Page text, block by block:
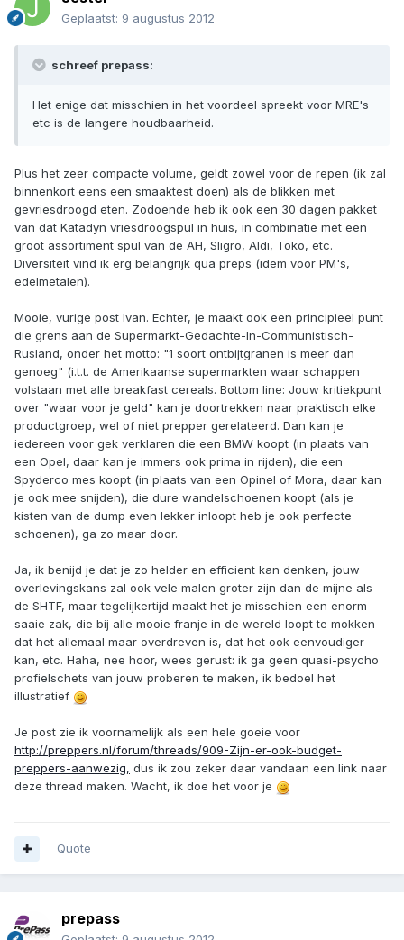
Geplaatst: 9 augustus 2012
schreef prepass:
Het enige dat misschien in het voordeel spreekt voor MRE's
etc is de langere houdbaarheid.
Plus het zeer compacte volume, geldt zowel voor de repen (ik zal
binnenkort eens een smaaktest doen) als de blikken met
gevriesdroogd eten. Zodoende heb ik ook een 30 dagen pakket
van dat Katadyn vriesdroogspul in huis, in combinatie met een
groot assortiment spul van de AH, Sligro, Aldi, Toko, etc.
Diversiteit vind ik erg belangrijk qua preps (idem voor PM's,
edelmetalen).
Mooie, vurige post Ivan. Echter, je maakt ook een principieel punt
die grens aan de Supermarkt-Gedachte-In-Communistisch-
Rusland, onder het motto: "1 soort ontbijtgranen is meer dan
genoeg" (i.t.t. de Amerikaanse supermarkten waar schappen
volstaan met alle breakfast cereals. Bottom line: Jouw kritiekpunt
over "waar voor je geld" kan je doortrekken naar praktisch elke
productgroep, wel of niet prepper gerelateerd. Dan kan je
iedereen voor gek verklaren die een BMW koopt (in plaats van
een Opel, daar kan je immers ook prima in rijden), die een
Spyderco mes koopt (in plaats van een Opinel of Mora, daar kan
je ook mee snijden), die dure wandelschoenen koopt (als je
kisten van de dump even lekker inloopt heb je ook perfecte
schoenen), ga zo maar door.
Ja, ik benijd je dat je zo helder en efficient kan denken, jouw
overlevingskans zal ook vele malen groter zijn dan de mijne als
de SHTF, maar tegelijkertijd maakt het je misschien een enorm
saaie zak, die bij alle mooie franje in de wereld loopt te mokken
dat het allemaal maar overdreven is, dat het ook eenvoudiger
kan, etc. Haha, nee hoor, wees gerust: ik ga geen quasi-psycho
profielschets van jouw proberen te maken, ik bedoel het
illustratief
Je post zie ik voornamelijk als een hele goeie voor
http://preppers.nl/forum/threads/909-Zijn-er-ook-budget-
preppers-aanwezig, dus ik zou zeker daar vandaan een link naar
deze thread maken. Wacht, ik doe het voor je
Quote
prepass